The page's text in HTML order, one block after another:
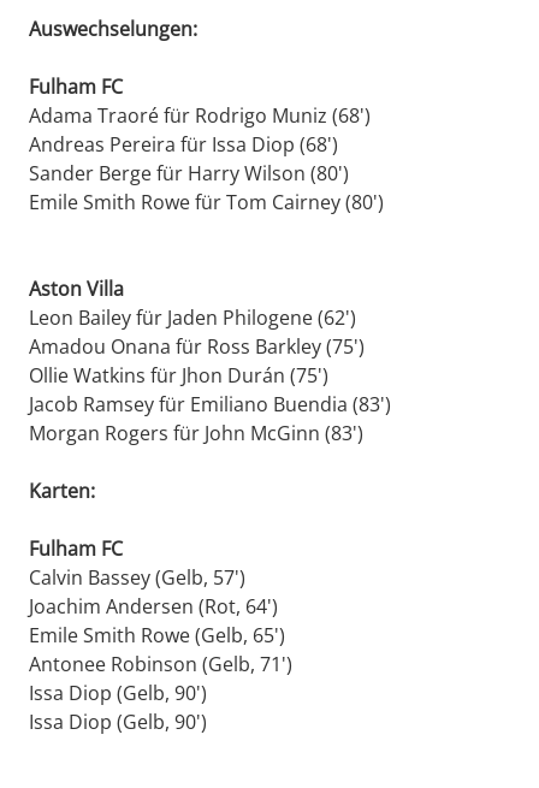
Auswechselungen:
Fulham FC
Adama Traoré für Rodrigo Muniz (68')
Andreas Pereira für Issa Diop (68')
Sander Berge für Harry Wilson (80')
Emile Smith Rowe für Tom Cairney (80')
Aston Villa
Leon Bailey für Jaden Philogene (62')
Amadou Onana für Ross Barkley (75')
Ollie Watkins für Jhon Durán (75')
Jacob Ramsey für Emiliano Buendia (83')
Morgan Rogers für John McGinn (83')
Karten:
Fulham FC
Calvin Bassey (Gelb, 57')
Joachim Andersen (Rot, 64')
Emile Smith Rowe (Gelb, 65')
Antonee Robinson (Gelb, 71')
Issa Diop (Gelb, 90')
Issa Diop (Gelb, 90')